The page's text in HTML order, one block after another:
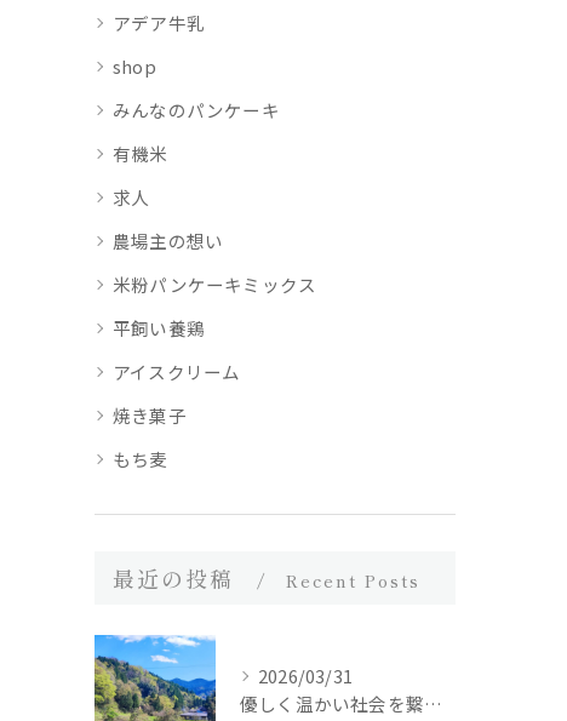
アデア牛乳
shop
みんなのパンケーキ
有機米
求人
農場主の想い
米粉パンケーキミックス
平飼い養鶏
アイスクリーム
焼き菓子
もち麦
最近の投稿 Recent Posts
2026/03/31
優しく温かい社会を繋ぐために｜土遊野通信 vol.53（2025年12月号）